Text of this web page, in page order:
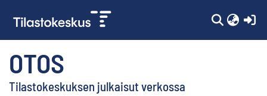
OTOS
Tilastokeskuksen julkaisut verkossa